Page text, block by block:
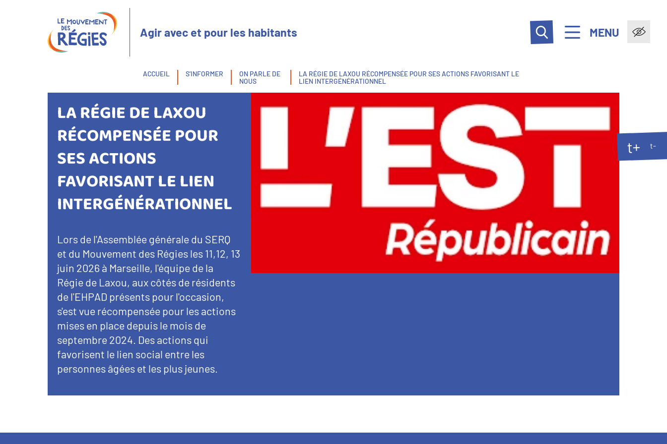
Agir avec et pour les habitants MENU
Fil
ACCUEIL S'INFORMER
ON PARLE DE
NOUS
LA RÉGIE DE LAXOU RÉCOMPENSÉE POUR SES ACTIONS FAVORISANT LE
LIEN INTERGÉNÉRATIONNEL
LA RÉGIE DE LAXOU
RÉCOMPENSÉE POUR
SES ACTIONS
FAVORISANT LE LIEN
INTERGÉNÉRATIONNEL
Lors de l'Assemblée générale du SERQ
et du Mouvement des Régies les 11,12, 13
juin 2026 à Marseille, l'équipe de la
Régie de Laxou, aux côtés de résidents
de l'EHPAD présents pour l'occasion,
s'est vue récompensée pour les actions
mises en place depuis le mois de
septembre 2024. Des actions qui
favorisent le lien social entre les
personnes âgées et les plus jeunes.
t+ t-